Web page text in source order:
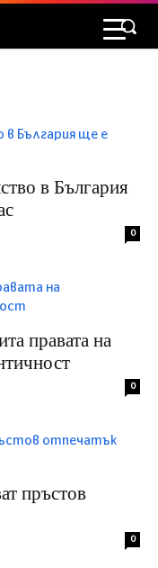
в България
0
правата на
0
пръстов
0